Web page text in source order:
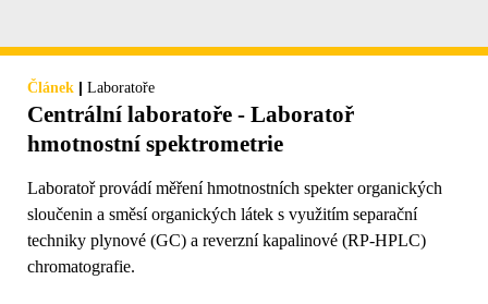
Článek | Laboratoře
Centrální laboratoře - Laboratoř
hmotnostní spektrometrie
Laboratoř provádí měření hmotnostních spekter organických
sloučenin a směsí organických látek s využitím separační
techniky plynové (GC) a reverzní kapalinové (RP-HPLC)
chromatografie.